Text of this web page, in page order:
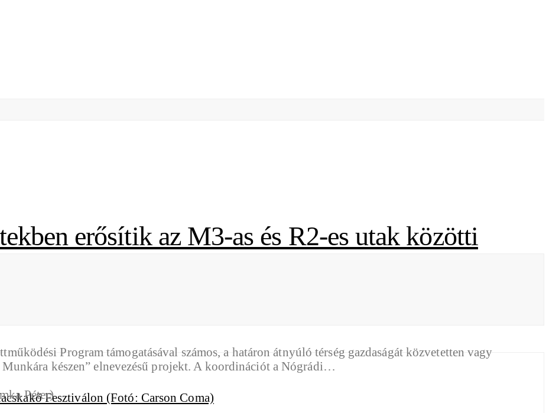
erősítik az M3-as és R2-es utak közötti
Program támogatásával számos, a határon átnyúló térség gazdaságát közvetetten vagy
készen” elnevezésű projekt. A koordinációt a Nógrádi…